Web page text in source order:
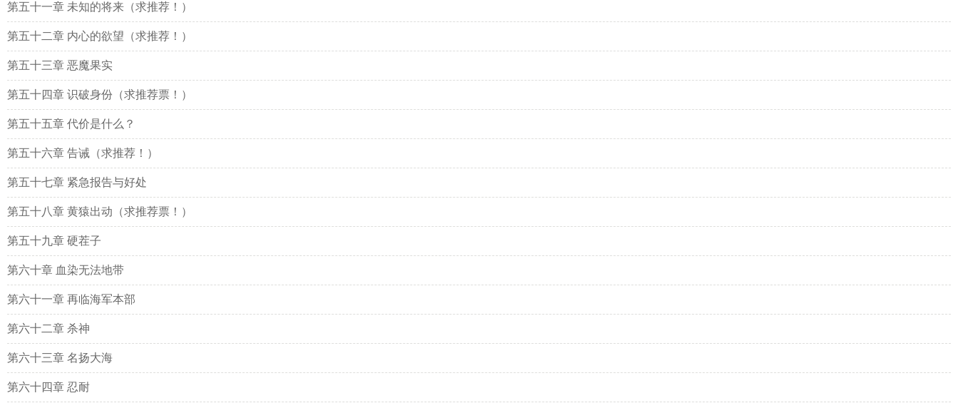
第五十一章 未知的将来（求推荐！）
第五十二章 内心的欲望（求推荐！）
第五十三章 恶魔果实
第五十四章 识破身份（求推荐票！）
第五十五章 代价是什么？
第五十六章 告诫（求推荐！）
第五十七章 紧急报告与好处
第五十八章 黄猿出动（求推荐票！）
第五十九章 硬茬子
第六十章 血染无法地带
第六十一章 再临海军本部
第六十二章 杀神
第六十三章 名扬大海
第六十四章 忍耐